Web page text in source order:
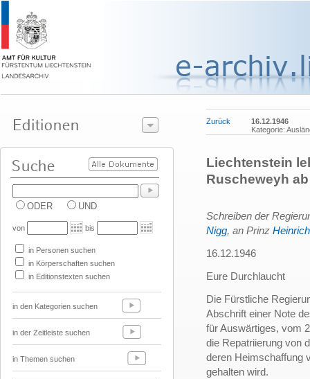
ODER UND
von bis
in Personen suchen
in Körperschaften suchen
in Editionstexten suchen
in den Kategorien suchen
in der Zeitleiste suchen
in Themen suchen
Zurück
16.12.1946
Kategorie:
Liechtenstein
Ruscheweyh ab
Schreiben der
Nigg, an Prinz Heinrich
16.12.1946
Eure Durchlaucht
Die Fürstliche
Abschrift einer Note
für Auswärtiges, vom
die Repatriierung von
deren Heimschaffung
gehalten wird.